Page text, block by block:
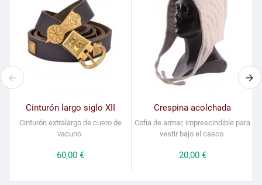
Cinturón largo siglo XII
Cinturón extralargo de cuero de
vacuno.
Precio
60,00 €
Crespina acolchada
Cofia de armar, imprescindible para
vestir bajo el casco.
Precio
20,00 €